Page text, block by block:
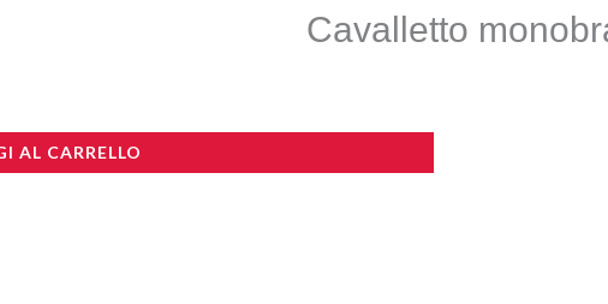
Cavalletto
AL CARRELLO